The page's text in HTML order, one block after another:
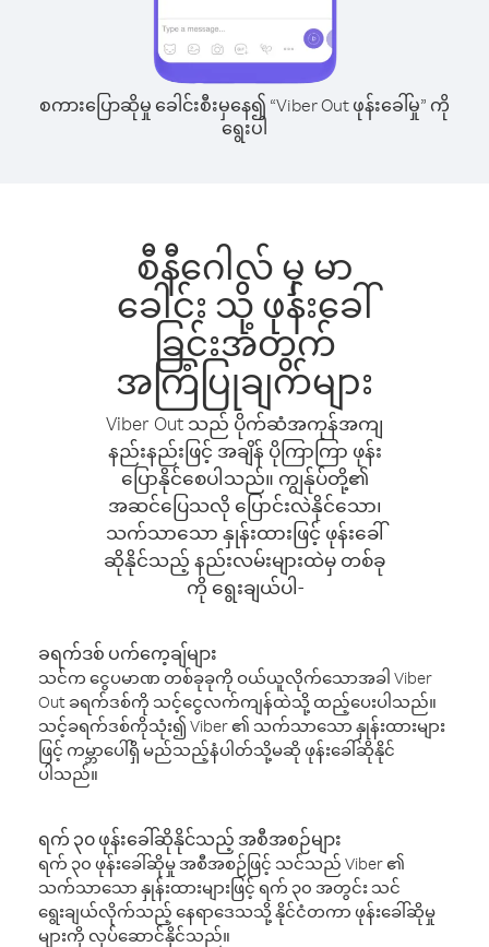
စကားပြောဆိုမှု ခေါင်းစီးမှနေ၍ “Viber Out ဖုန်းခေါ်မှု” ကို
ရွေးပါ
စီနီဂေါလ် မှ မာ
ခေါင်း သို့ ဖုန်းခေါ်
ခြင်းအတွက်
အကြံပြုချက်များ
Viber Out သည် ပိုက်ဆံအကုန်အကျ
နည်းနည်းဖြင့် အချိန် ပိုကြာကြာ ဖုန်း
ပြောနိုင်စေပါသည်။ ကျွန်ုပ်တို့၏
အဆင်ပြေသလို ပြောင်းလဲနိုင်သော၊
သက်သာသော နှုန်းထားဖြင့် ဖုန်းခေါ်
ဆိုနိုင်သည့် နည်းလမ်းများထဲမှ တစ်ခု
ကို ရွေးချယ်ပါ-
ခရက်ဒစ် ပက်ကေ့ချ်များ
သင်က ငွေပမာဏ တစ်ခုခုကို ဝယ်ယူလိုက်သောအခါ Viber
Out ခရက်ဒစ်ကို သင့်ငွေလက်ကျန်ထဲသို့ ထည့်ပေးပါသည်။
သင့်ခရက်ဒစ်ကိုသုံး၍ Viber ၏ သက်သာသော နှုန်းထားများ
ဖြင့် ကမ္ဘာပေါ်ရှိ မည်သည့်နံပါတ်သို့မဆို ဖုန်းခေါ်ဆိုနိုင်
ပါသည်။
ရက် ၃၀ ဖုန်းခေါ်ဆိုနိုင်သည့် အစီအစဉ်များ
ရက် ၃၀ ဖုန်းခေါ်ဆိုမှု အစီအစဉ်ဖြင့် သင်သည် Viber ၏
သက်သာသော နှုန်းထားများဖြင့် ရက် ၃၀ အတွင်း သင်
ရွေးချယ်လိုက်သည့် နေရာဒေသသို့ နိုင်ငံတကာ ဖုန်းခေါ်ဆိုမှု
များကို လုပ်ဆောင်နိုင်သည်။